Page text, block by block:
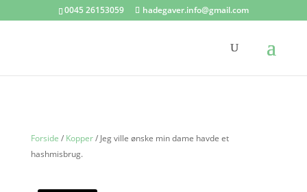
0045 26153059 hadegaver.info@gmail.com
Forside / Kopper/ Jeg ville ønske min dame havde et
hashmisbrug.